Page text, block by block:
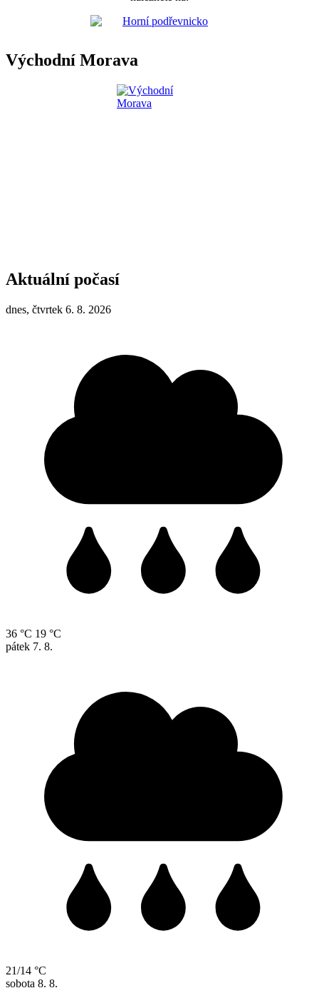
Východní Morava
Aktuální počasí
dnes, čtvrtek 6. 8. 2026
36 °C 19 °C
pátek 7. 8.
21/14 °C
sobota 8. 8.